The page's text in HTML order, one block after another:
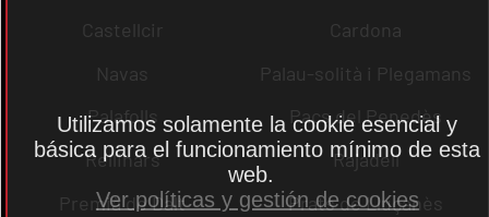
Castellcir
Cardona
Navas
Palau-solità i Plegamans
Palafolls
Pacs del Penedès
Rellinars
Rajadell
Premià de Dalt
Prats de Lluçanès
Utilizamos solamente la cookie esencial y
básica para el funcionamiento mínimo de esta
web.
Ver políticas y gestión de cookies